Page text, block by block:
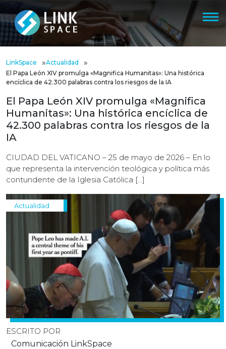
LinkSpace »Actualidad »
El Papa León XIV promulga «Magnifica Humanitas»: Una histórica
encíclica de 42.300 palabras contra los riesgos de la IA
El Papa León XIV promulga «Magnifica
Humanitas»: Una histórica encíclica de
42.300 palabras contra los riesgos de la
IA
CIUDAD DEL VATICANO – 25 de mayo de 2026 – En lo
que representa la intervención teológica y política más
contundente de la Iglesia Católica […]
Actualidad
ESCRITO POR
Comunicación LinkSpace